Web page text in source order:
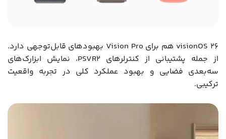
visionOS 26 هم برای Vision Pro بهبودهای قابل‌توجهی دارد.
از جمله پشتیبانی از کنترلرهای PSVR2، نمایش ابزارک‌های
سه‌بعدی فضایی و بهبود عملکرد کلی در تجربه واقعیت
ترکیبی.